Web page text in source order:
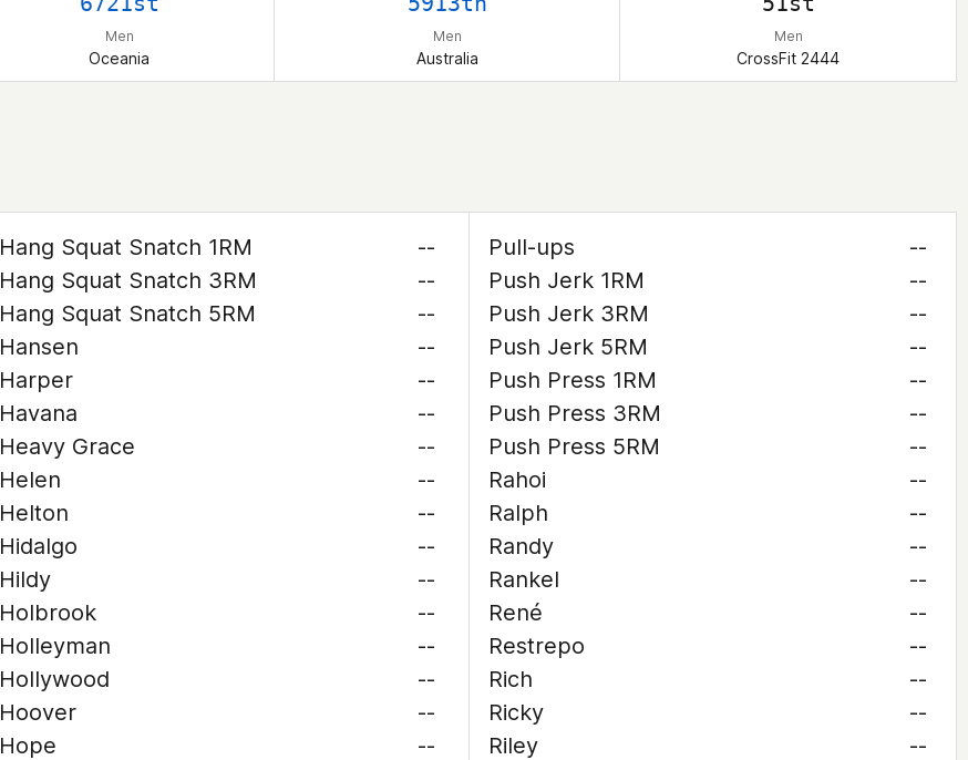
Men
Oceania
Men
Australia
Men
CrossFit 2444
Hang Squat Snatch 1RM
--
Hang Squat Snatch 3RM
--
Hang Squat Snatch 5RM
--
Hansen
--
Harper
--
Havana
--
Heavy Grace
--
Helen
--
Helton
--
Hidalgo
--
Hildy
--
Holbrook
--
Holleyman
--
Hollywood
--
Hoover
--
Hope
--
Pull-ups
--
Push Jerk 1RM
--
Push Jerk 3RM
--
Push Jerk 5RM
--
Push Press 1RM
--
Push Press 3RM
--
Push Press 5RM
--
Rahoi
--
Ralph
--
Randy
--
Rankel
--
René
--
Restrepo
--
Rich
--
Ricky
--
Riley
--